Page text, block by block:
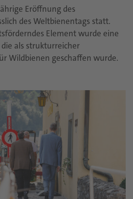
Eröffnung des
des Weltbienentags statt.
Element wurde eine
als strukturreicher
Wildbienen geschaffen wurde.